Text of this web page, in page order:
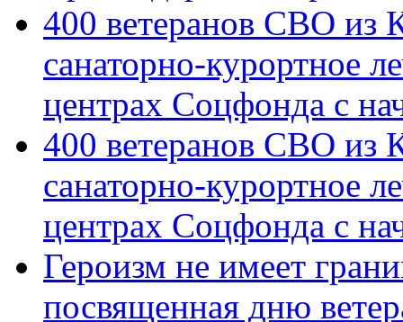
400 ветеранов СВО из
санаторно-курортное
центрах Соцфонда с
400 ветеранов СВО из
санаторно-курортное
центрах Соцфонда с
Героизм не имеет
посвященная дню